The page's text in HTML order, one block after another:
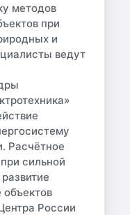
методов
при
и
ведут
Расчётное
сильной
России